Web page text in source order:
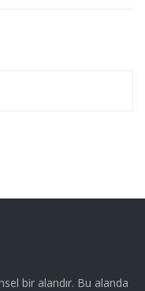
bir alandır. Bu alanda